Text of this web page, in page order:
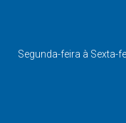
Segunda-feira à Sexta-